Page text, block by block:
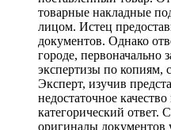
товарные накладные
лицом. Истец
документов. Однако
городе, первоначально
экспертизы по копиям,
Эксперт, изучив
недостаточное
категорический ответ.
оригиналы документов